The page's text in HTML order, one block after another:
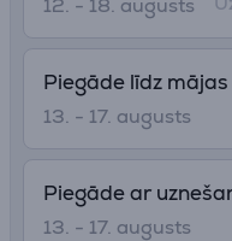
12. - 18. augusts
Piegāde līdz
13. - 17. augusts
Piegāde ar
13. - 17. augusts